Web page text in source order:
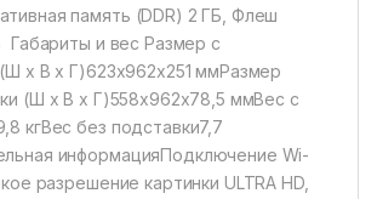
память (DDR) 2 ГБ, Флеш
Габариты и вес Размер с
x В x Г)623х962х251 ммРазмер
(Ш x В x Г)558х962х78,5 ммВес с
кгВес без подставки7,7
информацияПодключение Wi-
разрешение картинки ULTRA HD,